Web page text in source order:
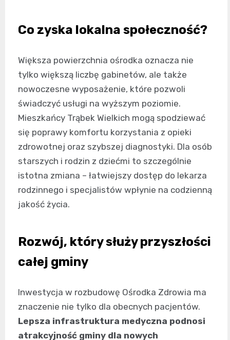
Co zyska lokalna społeczność?
Większa powierzchnia ośrodka oznacza nie
tylko większą liczbę gabinetów, ale także
nowoczesne wyposażenie, które pozwoli
świadczyć usługi na wyższym poziomie.
Mieszkańcy Trąbek Wielkich mogą spodziewać
się poprawy komfortu korzystania z opieki
zdrowotnej oraz szybszej diagnostyki. Dla osób
starszych i rodzin z dziećmi to szczególnie
istotna zmiana – łatwiejszy dostęp do lekarza
rodzinnego i specjalistów wpłynie na codzienną
jakość życia.
Rozwój, który służy przyszłości
całej gminy
Inwestycja w rozbudowę Ośrodka Zdrowia ma
znaczenie nie tylko dla obecnych pacjentów.
Lepsza infrastruktura medyczna podnosi
atrakcyjność gminy dla nowych